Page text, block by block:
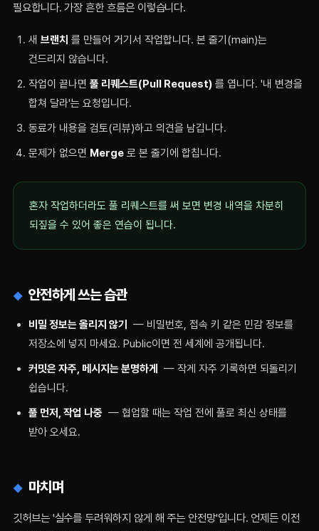
필요합니다. 가장 흔한 흐름은 이렇습니다.
새 브랜치 를 만들어 거기서 작업합니다. 본 줄기(main)는
건드리지 않습니다.
작업이 끝나면 풀 리퀘스트(Pull Request) 를 엽니다. '내 변경을
합쳐 달라'는 요청입니다.
동료가 내용을 검토(리뷰)하고 의견을 남깁니다.
문제가 없으면 Merge 로 본 줄기에 합칩니다.
혼자 작업하더라도 풀 리퀘스트를 써 보면 변경 내역을 차분히
되짚을 수 있어 좋은 연습이 됩니다.
안전하게 쓰는 습관
비밀 정보는 올리지 않기
— 비밀번호, 접속 키 같은 민감 정보를
저장소에 넣지 마세요. Public이면 전 세계에 공개됩니다.
커밋은 자주, 메시지는 분명하게
— 작게 자주 기록하면 되돌리기
쉽습니다.
풀 먼저, 작업 나중 — 협업할 때는 작업 전에 풀로 최신 상태를
받아 오세요.
마치며
깃허브는 '실수를 두려워하지 않게 해 주는 안전망'입니다. 언제든 이전